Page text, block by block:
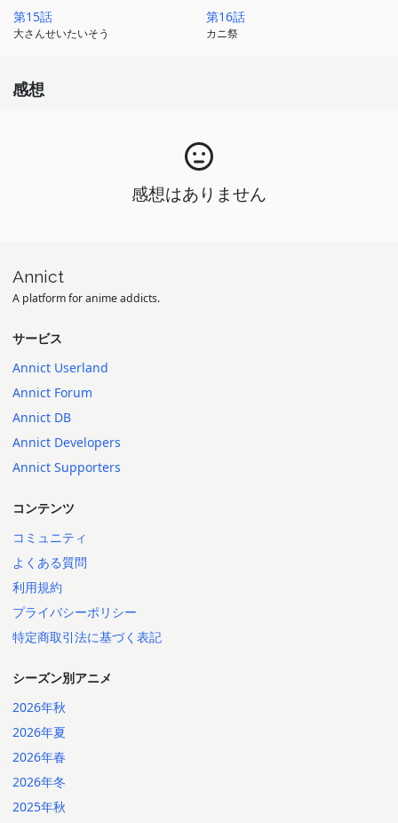
第15話
大さんせいたいそう
第16話
カニ祭
感想
感想はありません
Annict
A platform for anime addicts.
サービス
Annict Userland
Annict Forum
Annict DB
Annict Developers
Annict Supporters
コンテンツ
コミュニティ
よくある質問
利用規約
プライバシーポリシー
特定商取引法に基づく表記
シーズン別アニメ
2026年秋
2026年夏
2026年春
2026年冬
2025年秋